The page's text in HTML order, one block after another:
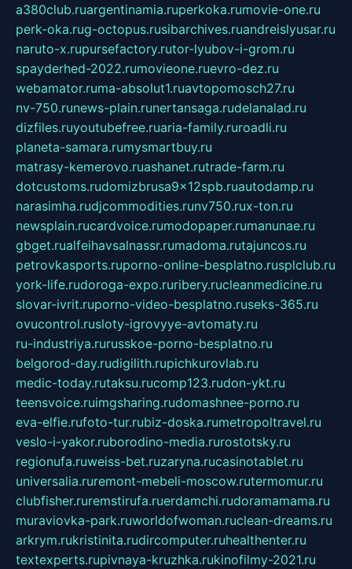
a380club.ruargentinamia.ruperkoka.rumovie-one.ru
perk-oka.rug-octopus.rusibarchives.ruandreislyusar.ru
naruto-x.rupursefactory.rutor-lyubov-i-grom.ru
spayderhed-2022.rumovieone.ruevro-dez.ru
webamator.ruma-absolut1.ruavtopomosch27.ru
nv-750.runews-plain.runertansaga.rudelanalad.ru
dizfiles.ruyoutubefree.ruaria-family.ruroadli.ru
planeta-samara.rumysmartbuy.ru
matrasy-kemerovo.ruashanet.rutrade-farm.ru
dotcustoms.rudomizbrusa9x12spb.ruautodamp.ru
narasimha.rudjcommodities.runv750.rux-ton.ru
newsplain.rucardvoice.rumodopaper.rumanunae.ru
gbget.rualfeihavsalnassr.rumadoma.rutajuncos.ru
petrovkasports.ruporno-online-besplatno.rusplclub.ru
york-life.rudoroga-expo.ruribery.rucleanmedicine.ru
slovar-ivrit.ruporno-video-besplatno.ruseks-365.ru
ovucontrol.rusloty-igrovyye-avtomaty.ru
ru-industriya.rurusskoe-porno-besplatno.ru
belgorod-day.rudigilith.rupichkurovlab.ru
medic-today.rutaksu.rucomp123.rudon-ykt.ru
teensvoice.ruimgsharing.rudomashnee-porno.ru
eva-elfie.rufoto-tur.rubiz-doska.rumetropoltravel.ru
veslo-i-yakor.ruborodino-media.rurostotsky.ru
regionufa.ruweiss-bet.ruzaryna.rucasinotablet.ru
universalia.ruremont-mebeli-moscow.rutermomur.ru
clubfisher.ruremstirufa.ruerdamchi.rudoramamama.ru
muraviovka-park.ruworldofwoman.ruclean-dreams.ru
arkrym.rukristinita.rudircomputer.ruhealthenter.ru
textexperts.rupivnaya-kruzhka.rukinofilmy-2021.ru